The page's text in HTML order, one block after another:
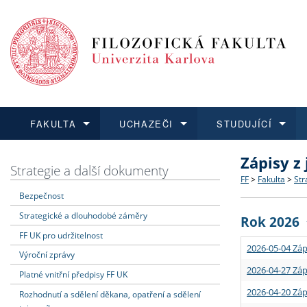
FAKULTA
Dozvědět se více
Struktura
Strategie
Podpora
UCHAZEČI
Podat přihlášku
Co
Učitelské
STUDUJÍCÍ
Dozvědět se více
Rigorózní
Dozvědět se více
O vědě a
Granty a
Dozvědět se více
Aktuální
Strategie a další dokumenty
Bezpečnost
Strategické a dlouhodobé záměry
FF UK pro udržitelnost
Výroční zprávy
Platné vnitřní předpisy FF UK
Rozhodnutí a sdělení děkana, opatření a sdělení
Zápisy
FF > Fakulta >
Rok 2026
2026-05-04
2026-04-27
2026-04-20